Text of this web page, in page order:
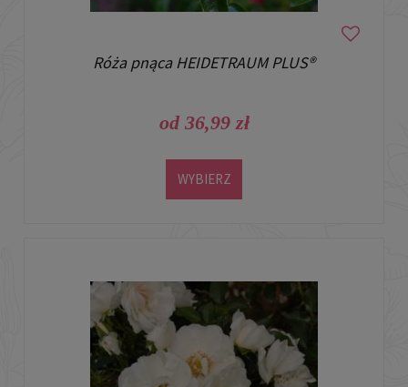
Róża pnąca HEIDETRAUM PLUS®
od 36,99 zł
WYBIERZ